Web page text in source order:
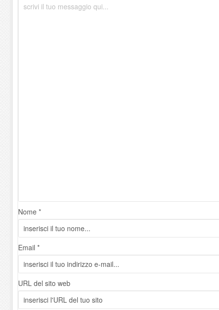
Nome *
Email *
URL del sito web